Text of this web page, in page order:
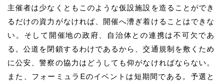
主催者は少なくともこのような仮設施設を造ることができ
るだけの資力がなければ、開催へ漕ぎ着けることはできな
い。そして開催地の政府、自治体との連携は不可欠であ
る。公道を閉鎖するわけであるから、交通規制を敷くため
に公安、警察の協力はどうしても仰がなければならない。
また、フォーミュラEのイベントは短期間である。予選と